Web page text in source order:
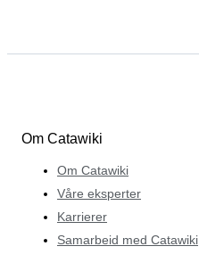
Om Catawiki
Om Catawiki
Våre eksperter
Karrierer
Samarbeid med Catawiki